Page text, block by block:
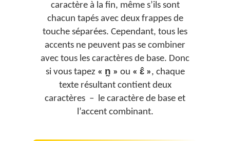
caractère à la fin, même s’ils sont
chacun tapés avec deux frappes de
touche séparées. Cependant, tous les
accents ne peuvent pas se combiner
avec tous les caractères de base. Donc
si vous tapez « n̰ » ou « ɛ̂ », chaque
texte résultant contient deux
caractères – le caractère de base et
l’accent combinant.